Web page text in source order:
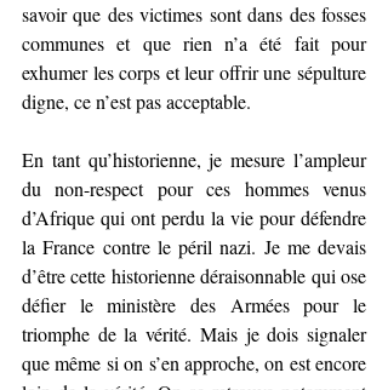
savoir que des victimes sont dans des fosses
communes et que rien n’a été fait pour
exhumer les corps et leur offrir une sépulture
digne, ce n’est pas acceptable.
En tant qu’historienne, je mesure l’ampleur
du non-respect pour ces hommes venus
d’Afrique qui ont perdu la vie pour défendre
la France contre le péril nazi. Je me devais
d’être cette historienne déraisonnable qui ose
défier le ministère des Armées pour le
triomphe de la vérité. Mais je dois signaler
que même si on s’en approche, on est encore